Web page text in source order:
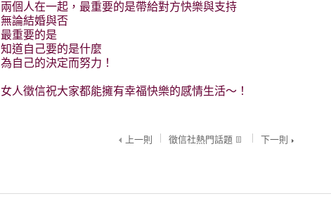
兩個人在一起，最重要的是帶給對方快樂與支持
無論結婚與否
最重要的是
知道自己要的是什麼
為自己的決定而努力！
女人徵信祝大家都能擁有幸福快樂的感情生活～！
上一則 徵信社熱門話題 下一則